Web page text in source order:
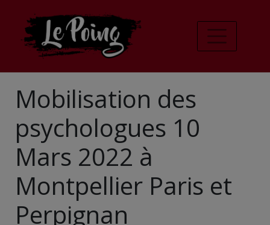
Mobilisation des
psychologues 10
Mars 2022 à
Montpellier Paris et
Perpignan